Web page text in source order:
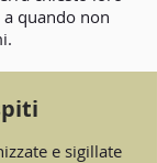
quando non
e sigillate